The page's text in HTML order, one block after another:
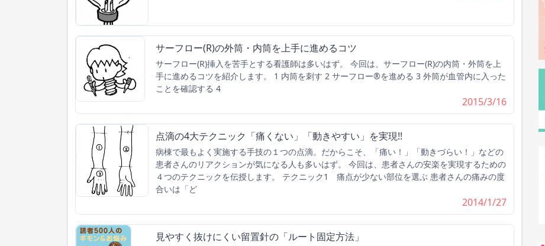
サーフロー(R)の外筒・内筒を上手に進めるコツ
サーフロー(R)挿入を苦手とする看護師は多いはず。 今回は、サーフロー(R)の内筒・外筒を上
手に進めるコツを紹介します。 1 内筒を刺す 2 サーフロー®を進める 3 外筒が血管内に入った
ことを確認する 4
2015/3/16
点滴の4大テクニック「痛くない」「動きやすい」を実現!!
病棟で最もよく実施する手技の１つの点滴。だからこそ、「痛い！」「動きづらい！」などの
患者さんのリアクションが気になる人も多いはず。 今回は、患者さんの安楽を実現するための
４つのテクニックを伝授します。 テクニック1 痛点が少ない部位を選ぶ 患者さんの痛みの度
合いは「ど
2014/1/27
見やすく抜けにくい留置針の「ルート固定方法」